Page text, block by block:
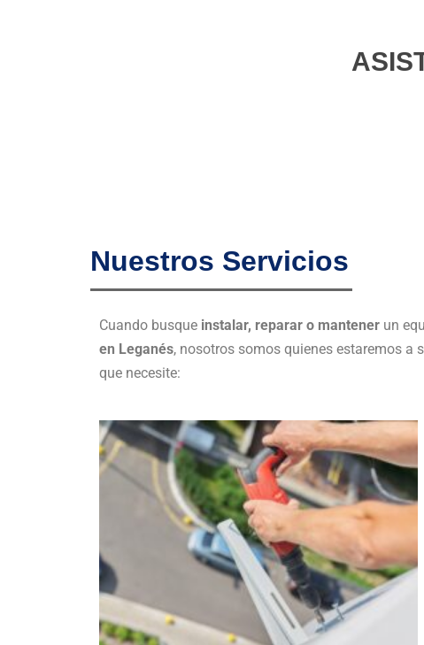
Nuestros Servicios
Cuando busque instalar, reparar o mantener un
en Leganés, nosotros somos quienes estaremos a
que necesite: